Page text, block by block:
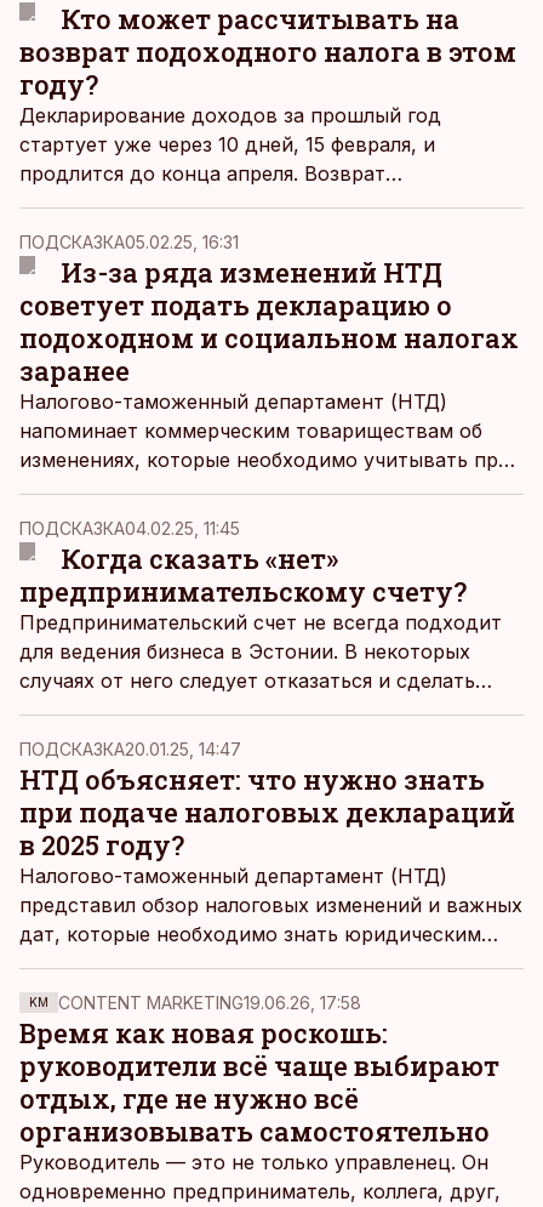
Кто может рассчитывать на
возврат подоходного налога в этом
году?
Декларирование доходов за прошлый год
стартует уже через 10 дней, 15 февраля, и
продлится до конца апреля. Возврат
переплаченного подоходного налога начнется 5
марта. Что изменилось в этом году, кто может
рассчитывать на возврат налога и на что следует
обратить внимание при подаче налоговой
декларации, объяснила руководитель
направления повседневного банкинга частных
клиентов Coop Pank Мооника Мааринг.
ПОДСКАЗКА05.02.25, 16:31
Из-за ряда изменений НТД
советует подать декларацию о
подоходном и социальном налогах
заранее
Налогово-таможенный департамент (НТД)
напоминает коммерческим товариществам об
изменениях, которые необходимо учитывать при
подаче декларации по подоходному и
социальному налогам, платежу по обязательной
накопительной пенсии, а также платежу по
страхованию от безработицы (форма TSD).
Поскольку изменений много, то НТД рекомендует
подать декларацию заблаговременно.
ПОДСКАЗКА04.02.25, 11:45
Когда сказать «нет»
предпринимательскому счету?
Предпринимательский счет не всегда подходит
для ведения бизнеса в Эстонии. В некоторых
случаях от него следует отказаться и сделать
выбор в пользу других форм
предпринимательства, пишет собственник и
налоговый консультант бухгалтерского бюро
Punamoon Екатерина Долгушева.
ПОДСКАЗКА20.01.25, 14:47
НТД объясняет: что нужно знать
при подаче налоговых деклараций
в 2025 году?
Налогово-таможенный департамент (НТД)
представил обзор налоговых изменений и важных
дат, которые необходимо знать юридическим
лицам при подаче деклараций в 2025 году.
KM CONTENT MARKETING19.06.26, 17:58
Время как новая роскошь:
руководители всё чаще выбирают
отдых, где не нужно всё
организовывать самостоятельно
Руководитель — это не только управленец. Он
одновременно предприниматель, коллега, друг,